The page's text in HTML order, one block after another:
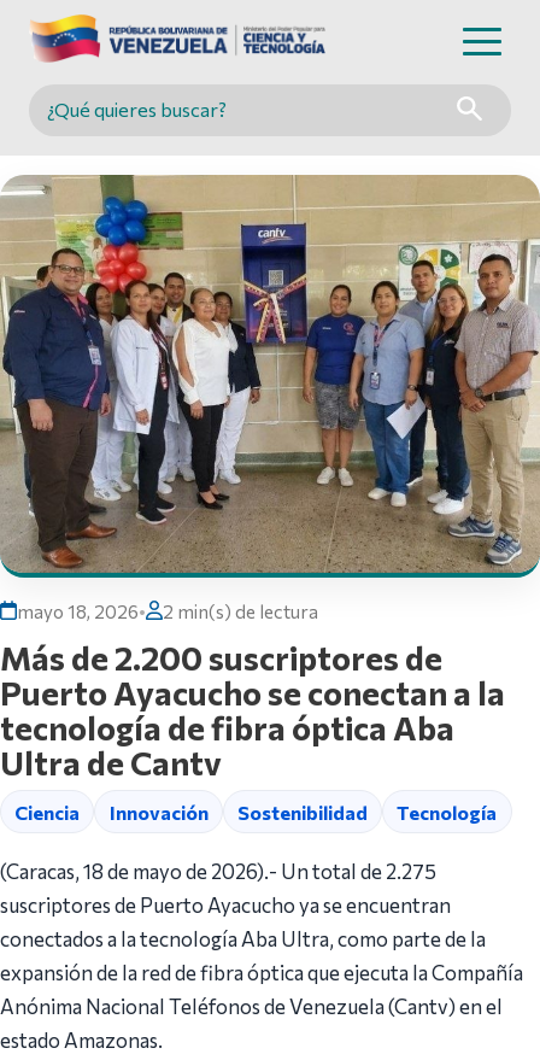
Buscar en MINCYT
mayo 18, 2026• 2 min(s) de lectura
Más de 2.200 suscriptores de
Puerto Ayacucho se conectan a la
tecnología de fibra óptica Aba
Ultra de Cantv
Ciencia Innovación Sostenibilidad Tecnología
(Caracas, 18 de mayo de 2026).- Un total de 2.275
suscriptores de Puerto Ayacucho ya se encuentran
conectados a la tecnología Aba Ultra, como parte de la
expansión de la red de fibra óptica que ejecuta la Compañía
Anónima Nacional Teléfonos de Venezuela (Cantv) en el
estado Amazonas.